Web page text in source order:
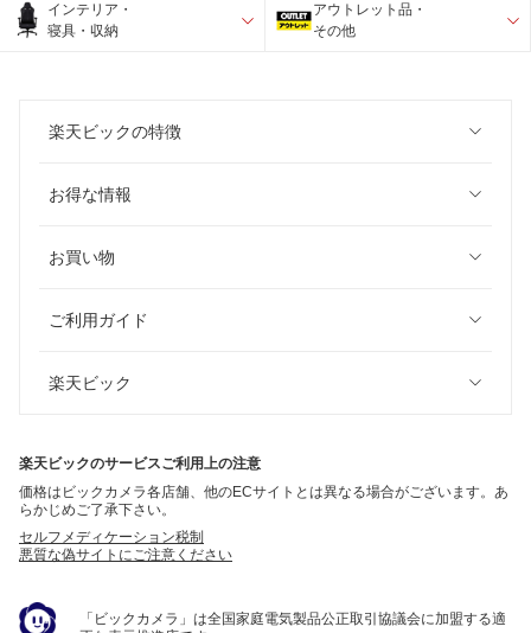
インテリア・
寝具・収納
アウトレット品・
その他
楽天ビックの特徴
お得な情報
お買い物
ご利用ガイド
楽天ビック
楽天ビックのサービスご利用上の注意
価格はビックカメラ各店舗、他のECサイトとは異なる場合がございます。あ
らかじめご了承下さい。
セルフメディケーション税制
悪質な偽サイトにご注意ください
「ビックカメラ」は全国家庭電気製品公正取引協議会に加盟する適